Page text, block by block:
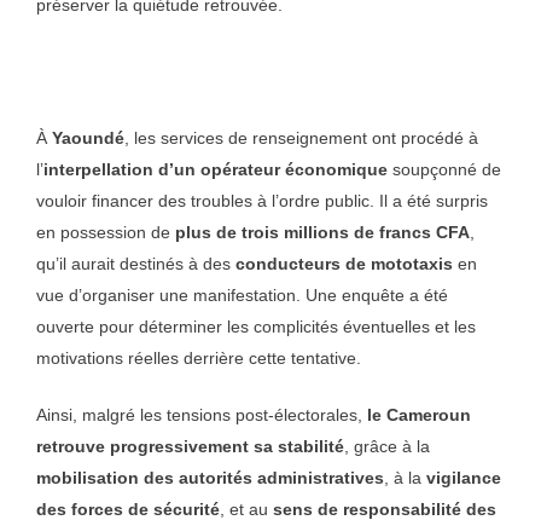
préserver la quiétude retrouvée.
À Yaoundé , les services de renseignement ont procédé à
l’interpellation d’un opérateur économique soupçonné de
vouloir financer des troubles à l’ordre public. Il a été surpris
en possession de plus de trois millions de francs CFA
qu’il aurait destinés à des conducteurs de mototaxis en
vue d’organiser une manifestation. Une enquête a été
ouverte pour déterminer les complicités éventuelles et les
motivations réelles derrière cette tentative.
Ainsi, malgré les tensions post-électorales, le Cameroun
retrouve progressivement sa stabilité , grâce à la
mobilisation des autorités administratives , à la vigilance
des forces de sécurité , et au sens de responsabilité des